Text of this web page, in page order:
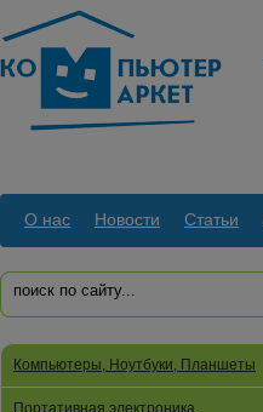
О нас Новости Статьи
Компьютеры, Ноутбуки, Планшеты
Портативная электроника